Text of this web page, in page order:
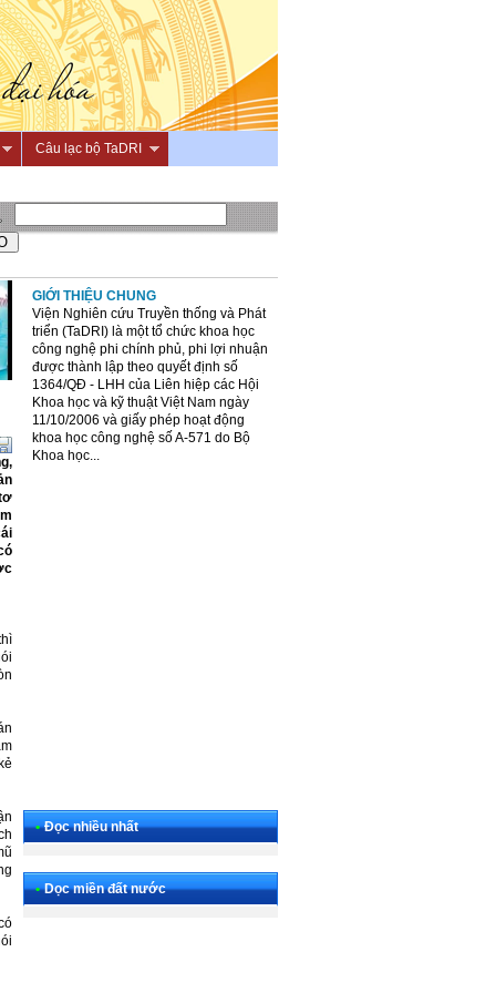
Câu lạc bộ TaDRI
GIỚI THIỆU CHUNG
Viện Nghiên cứu Truyền thống và Phát
triển (TaDRI) là một tổ chức khoa học
công nghệ phi chính phủ, phi lợi nhuận
được thành lập theo quyết định số
1364/QĐ - LHH của Liên hiệp các Hội
Khoa học và kỹ thuật Việt Nam ngày
11/10/2006 và giấy phép hoạt động
khoa học công nghệ số A-571 do Bộ
Khoa học...
• Đọc nhiều nhất
• Dọc miền đất nước